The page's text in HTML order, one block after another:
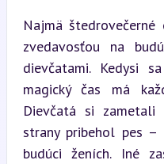
Najmä
zvedavosťou na
dievčatami. Kedysi
magický čas má
Dievčatá si
strany pribehol pes
budúci ženích. Iné